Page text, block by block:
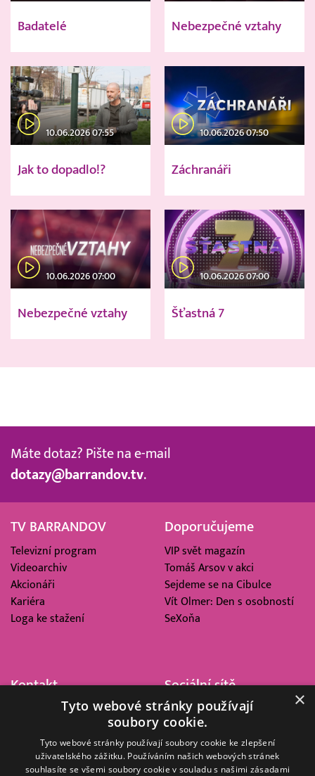
Badatelé Nebezpečné vztahy
10.06.2026 07:55
Jak to dopadlo!?
10.06.2026 07:50
Záchranáři
10.06.2026 07:00
Nebezpečné vztahy
10.06.2026 07:00
Šťastná 7
Máte dotaz? Pište na e-mail
dotazy@barrandov.tv.
TV BARRANDOV
Televizní program
Videoarchiv
Akcionáři
Kariéra
Loga ke stažení
Doporučujeme
VIP svět magazín
Tomáš Arsov v akci
Sejdeme se na Cibulce
Vít Olmer: Den s osobností
SeXoňa
Kontakt
Barrandov Televizní Studio,
Kříženeckého nám. 322
152 00 Praha 5
Sociální sítě
×
Tyto webové stránky používají
soubory cookie.
Tyto webové stránky používají soubory cookie ke zlepšení
uživatelského zážitku. Používáním našich webových stránek
souhlasíte se všemi soubory cookie v souladu s našimi zásadami